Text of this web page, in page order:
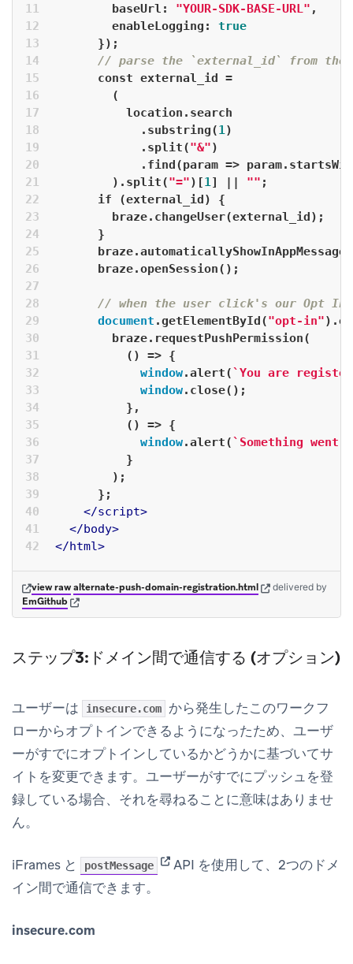
baseUrl : "YOUR-SDK-BASE-URL" ,
enableLogging : true
      });
// parse the `external_id` from the
const external_id =
        (
          location.search
            .substring(
1)
            .split(
"&")
            .find(
param =>
        ).split(
"=")[1] || "" ;
if (external_id) {
        braze.changeUser(external_id);
      }
      braze.openSession();
// when the user click's our Opt In
document .getElementById("opt-in"
        braze.requestPushPermission(
()
=> {
window.alert(`You are
window.close();
          },
          () => {
window.alert(`Something went
          }
        );
      };
</script>
</body>
</html>
view raw(opens in new tab)
alternate-push-domain-registration.html(opens in new tab)
delivered by
EmGithub (opens in new tab)
ステップ3:ドメイン間で通信する (オプション)
ユーザーは insecure.com
から発生したこのワークフ
ローからオプトインできるようになったため、ユーザ
ーがすでにオプトインしているかどうかに基づいてサ
イトを変更できます。ユーザーがすでにプッシュを登
録している場合、それを尋ねることに意味はありませ
ん。
iFrames と postMessage (opens in new tab)
API を使用して、2つのドメ
イン間で通信できます。
insecure.com